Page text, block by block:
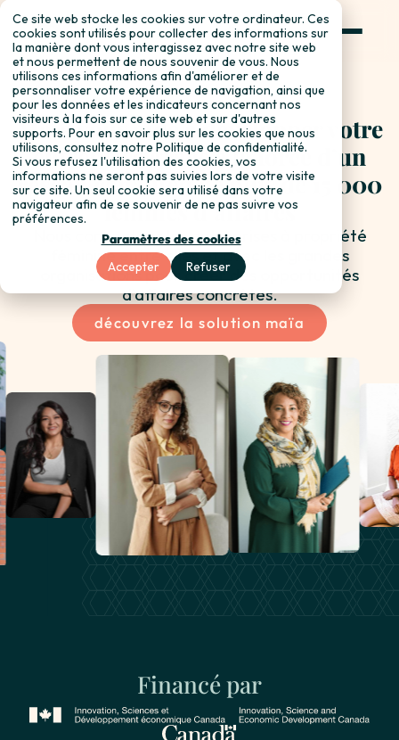
Ce site web stocke les cookies sur votre ordinateur. Ces
cookies sont utilisés pour collecter des informations sur
la manière dont vous interagissez avec notre site web
et nous permettent de nous souvenir de vous. Nous
utilisons ces informations afin d'améliorer et de
personnaliser votre expérience de navigation, ainsi que
pour les données et les indicateurs concernant nos
visiteurs à la fois sur ce site web et sur d'autres
supports. Pour en savoir plus sur les cookies que nous
utilisons, consultez notre Politique de confidentialité.
Si vous refusez l'utilisation des cookies, vos
informations ne seront pas suivies lors de votre visite
sur ce site. Un seul cookie sera utilisé dans votre
navigateur afin de se souvenir de ne pas suivre vos
préférences.
Paramètres des cookies
Accepter
Refuser
s'inscrire
Maïa vous aide à développer votre
entreprise grâce à la force d’un
réseau canadien de plus de 15 000
femmes d’affaires
Nous connectons les entreprises à propriété
féminine entre elles et avec les grandes
organisations pour créer des opportunités
d’affaires concrètes.
découvrez la solution maïa
Financé par